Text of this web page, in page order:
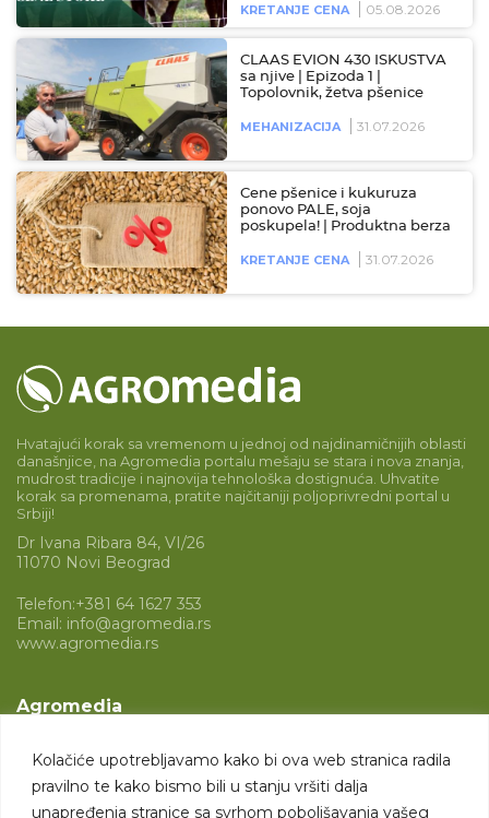
Kolačiće upotrebljavamo kako bi ova web stranica radila
pravilno te kako bismo bili u stanju vršiti dalja
unapređenja stranice sa svrhom poboljšavanja vašeg
KRETANJE CENA 05.08.2026
CLAAS EVION 430 ISKUSTVA
sa njive | Epizoda 1 |
Topolovnik, žetva pšenice
MEHANIZACIJA 31.07.2026
Cene pšenice i kukuruza
ponovo PALE, soja
poskupela! | Produktna berza
KRETANJE CENA 31.07.2026
Hvatajući korak sa vremenom u jednoj od najdinamičnijih oblasti
današnjice, na Agromedia portalu mešaju se stara i nova znanja,
mudrost tradicije i najnovija tehnološka dostignuća. Uhvatite
korak sa promenama, pratite najčitaniji poljoprivredni portal u
Srbiji!
Dr Ivana Ribara 84, VI/26
11070 Novi Beograd
Telefon:+381 64 1627 353
Email: info@agromedia.rs
www.agromedia.rs
Agromedia
Svet poljoprivrede
Marketing usluge